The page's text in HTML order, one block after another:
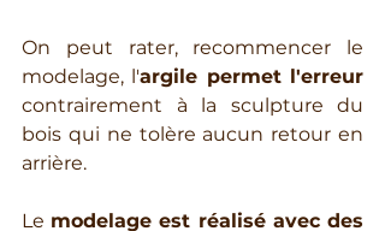
On peut rater, recommencer le
modelage, l'argile permet l'erreur
contrairement à la sculpture du
bois qui ne tolère aucun retour en
arrière.
Le modelage est réalisé avec des